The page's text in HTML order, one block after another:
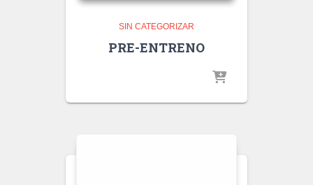
SIN CATEGORIZAR
PRE-ENTRENO